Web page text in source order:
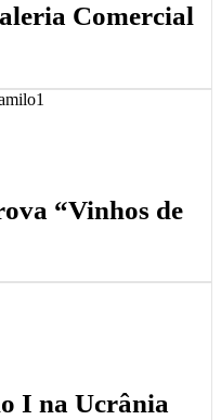
Comercial
“Vinhos de
I na Ucrânia